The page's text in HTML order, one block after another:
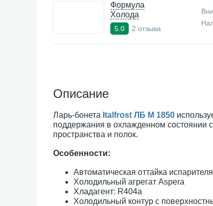
Формула
Холода
5.0 2 отзыва
Описание
Ларь-бонета Italfrost ЛБ М 1850
поддержания в охлажденном состоянии
пространства и полок.
Особенности:
Автоматическая оттайка
Холодильный агрегат Aspera
Хладагент: R404a
Холодильный контур с